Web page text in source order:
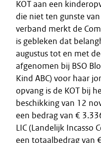
KOT aan een
die niet ten gunste
verband merkt de
is gebleken dat
augustus tot en met
afgenomen bij BSO
Kind ABC) voor haar
opvang is de KOT bij
beschikking van 12
een bedrag van €
LIC (Landelijk Incasso
een totaalbedrag van